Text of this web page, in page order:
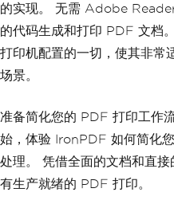
的实现。 无需 Adobe
的代码生成和打印 PDF 文档
打印机配置的一切，使其非常
场景。
准备简化您的 PDF 打印工作
始，体验 IronPDF 如何简化
处理。 凭借全面的文档和直
有生产就绪的 PDF 打印。